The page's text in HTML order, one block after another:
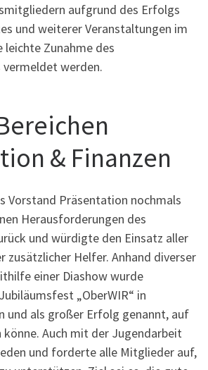
aufgrund des Erfolgs
und weiterer Veranstaltungen im
leichte Zunahme des
vermeldet werden.
& Finanzen
Vorstand Präsentation nochmals
Herausforderungen des
und würdigte den Einsatz aller
zusätzlicher Helfer. Anhand diverser
einer Diashow wurde
„OberWIR“ in
und als großer Erfolg genannt, auf
könne. Auch mit der Jugendarbeit
und forderte alle Mitglieder auf,